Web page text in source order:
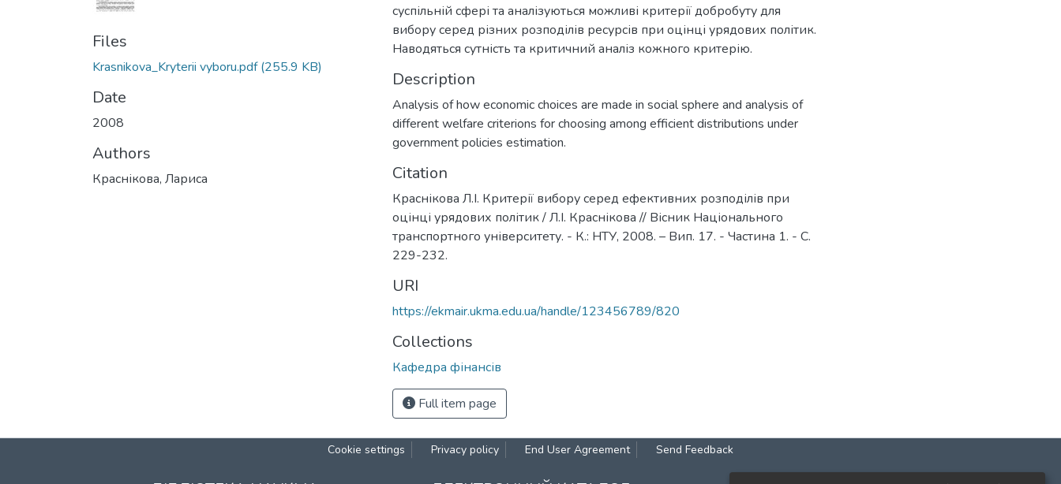
Files
Krasnikova_Kryterii vyboru.pdf(255.9 KB)
Date
2008
Authors
Краснікова, Лариса
суспільній сфері та аналізуються можливі критерії добробуту для
вибору серед різних розподілів ресурсів при оцінці урядових політик.
Наводяться сутність та критичний аналіз кожного критерію.
Description
Analysis of how economic choices are made in social sphere and analysis of
different welfare criterions for choosing among efficient distributions under
government policies estimation.
Citation
Краснікова Л.І. Критерії вибору серед ефективних розподілів при
оцінці урядових політик / Л.І. Краснікова // Вісник Національного
транспортного університету. - К.: НТУ, 2008. – Вип. 17. - Частина 1. - С.
229-232.
URI
https://ekmair.ukma.edu.ua/handle/123456789/820
Collections
Кафедра фінансів
Full item page
Cookie settings Privacy policy End User Agreement Send Feedback